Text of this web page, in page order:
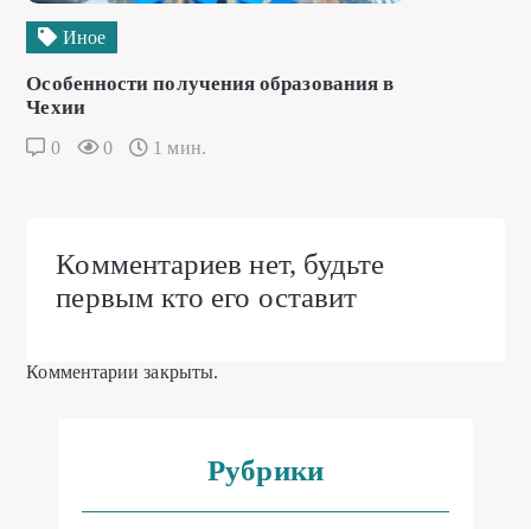
Иное
Особенности получения образования в
Чехии
0 0 1 мин.
Комментариев нет, будьте
первым кто его оставит
Комментарии закрыты.
Рубрики